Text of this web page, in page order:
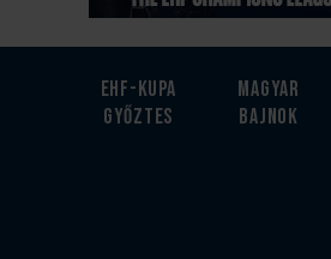
EHF-Kupa
győztes
Magyar
bajnok